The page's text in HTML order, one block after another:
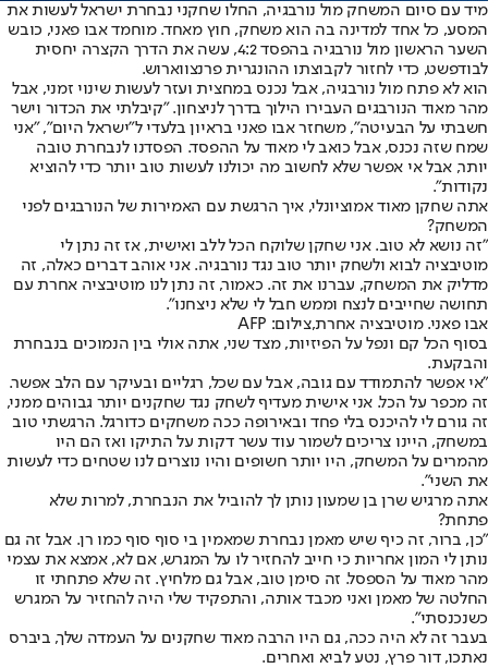
מיד עם סיום המשחק מול נורבגיה, החלו שחקני נבחרת ישראל לעשות את
המסע, כל אחד למדינה בה הוא משחק, חוץ מאחד. מוחמד אבו פאני, כובש
השער הראשון מול נורבגיה בהפסד 4:2, עשה את הדרך הקצרה יחסית
לבודפשט, כדי לחזור לקבוצתו ההונגרית פרנצווארוש.
הוא לא פתח מול נורבגיה, אבל נכנס במחצית ועזר לעשות שינוי זמני, אבל
מהר מאוד הנורבגים העבירו הילוך בדרך לניצחון. "קיבלתי את הכדור וישר
חשבתי על הבעיטה", משחזר אבו פאני בראיון בלעדי ל"ישראל היום", "אני
שמח שזה נכנס, אבל כואב לי מאוד על ההפסד. הפסדנו לנבחרת טובה
יותר, אבל אי אפשר שלא לחשוב מה יכולנו לעשות טוב יותר כדי להוציא
נקודות".
אתה שחקן מאוד אמוציונלי, איך הרגשת עם האמירות של הנורבגים לפני
המשחק?
"זה נושא לא טוב. אני שחקן שלוקח הכל ללב ואישית, אז זה נתן לי
מוטיבציה לבוא ולשחק יותר טוב נגד נורבגיה. אני אוהב דברים כאלה, זה
מדליק את המשחק, עברנו את זה. כאמור, זה נתן לנו מוטיבציה אחרת עם
תחושה שחייבים לנצח וממש חבל לי שלא ניצחנו".
אבו פאני. מוטיבציה אחרת,צילום: AFP
בסוף הכל קם ונפל על הפיזיות, מצד שני, אתה אולי בין הנמוכים בנבחרת
והבקעת.
"אי אפשר להתמודד עם גובה, אבל עם שכל, רגליים ובעיקר עם הלב אפשר.
זה מכפר על הכל. אני אישית מעדיף לשחק נגד שחקנים יותר גבוהים ממני,
זה גורם לי להיכנס בלי פחד ובאירופה ככה משחקים כדורגל. הרגשתי טוב
במשחק, היינו צריכים לשמור עוד עשר דקות על התיקו ואז הם היו
מהמרים על המשחק, היו יותר חשופים והיו נוצרים לנו שטחים כדי לעשות
את השני".
אתה מרגיש שרן בן שמעון נותן לך להוביל את הנבחרת, למרות שלא
פתחת?
"כן, ברור, זה כיף שיש מאמן נבחרת שמאמין בי סוף סוף כמו רן. אבל זה גם
נותן לי המון אחריות כי חייב להחזיר לו על המגרש, אם לא, אמצא את עצמי
מהר מאוד על הספסל. זה סימן טוב, אבל גם מלחיץ. זה שלא פתחתי זו
החלטה של מאמן ואני מכבד אותה, והתפקיד שלי היה להחזיר על המגרש
כשנכנסתי".
בעבר זה לא היה ככה, גם היו הרבה מאוד שחקנים על העמדה שלך, ביברס
נאתכו, דור פרץ, נטע לביא ואחרים.